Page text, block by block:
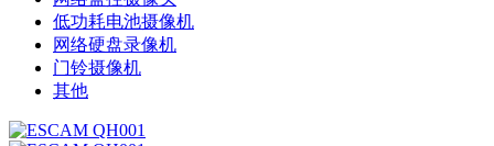
低功耗电池摄像机
网络硬盘录像机
门铃摄像机
其他